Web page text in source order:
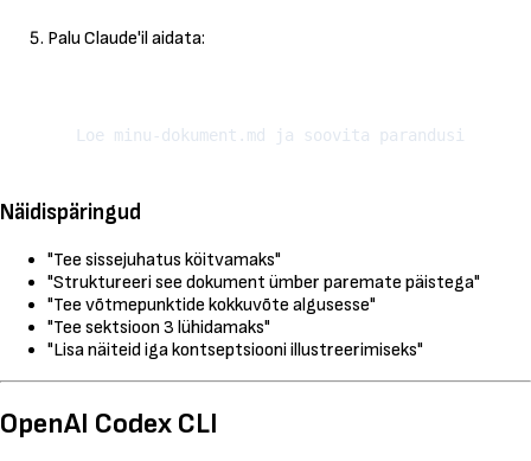
Palu Claude'il aidata:
Näidispäringud
"Tee sissejuhatus köitvamaks"
"Struktureeri see dokument ümber paremate päistega"
"Tee võtmepunktide kokkuvõte algusesse"
"Tee sektsioon 3 lühidamaks"
"Lisa näiteid iga kontseptsiooni illustreerimiseks"
OpenAI Codex CLI